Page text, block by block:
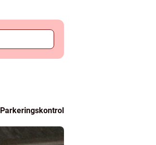
Parkeringskontrol